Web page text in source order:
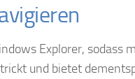
Explorer, sodass
und bietet